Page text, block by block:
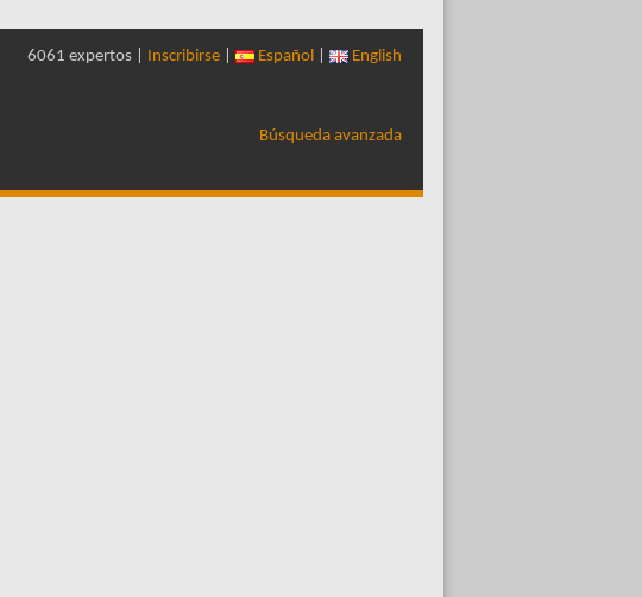
6061 expertos | Inscribirse Español English
Búsqueda avanzada